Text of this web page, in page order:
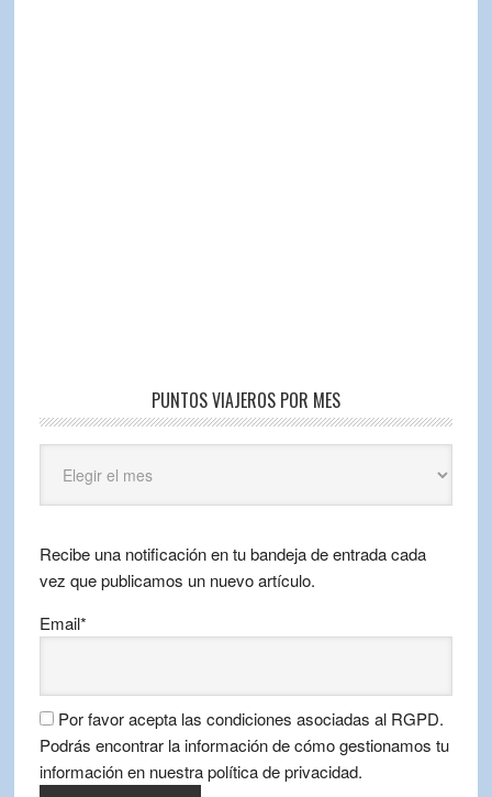
PUNTOS VIAJEROS POR MES
Viajeros
por
Recibe una notificación en tu bandeja de entrada cada
vez que publicamos un nuevo artículo.
Email*
Por favor acepta las condiciones asociadas al RGPD.
Podrás encontrar la información de cómo gestionamos tu
información en nuestra política de privacidad.